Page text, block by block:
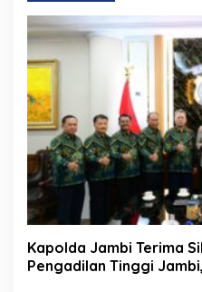
Kapolda Jambi Terima
Pengadilan Tinggi